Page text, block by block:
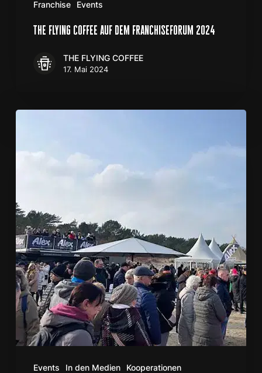
Franchise Events
the flying coffee auf dem franchiseforum 2024
THE FLYING COFFEE
17. Mai 2024
Events In den Medien Kooperationen
–
und
wir
waren
als
Kaffeepartner
dabei